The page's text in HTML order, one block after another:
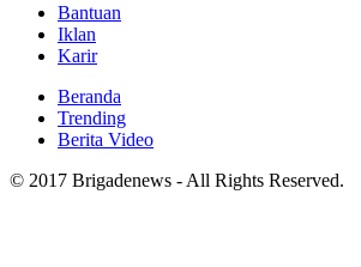
Bantuan
Iklan
Karir
Beranda
Trending
Berita Video
© 2017 Brigadenews - All Rights Reserved.